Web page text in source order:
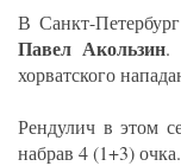
В Санкт-
Павел Акользин.
хорватского
Рендулич в этом
набрав 4 (1+3) очка.